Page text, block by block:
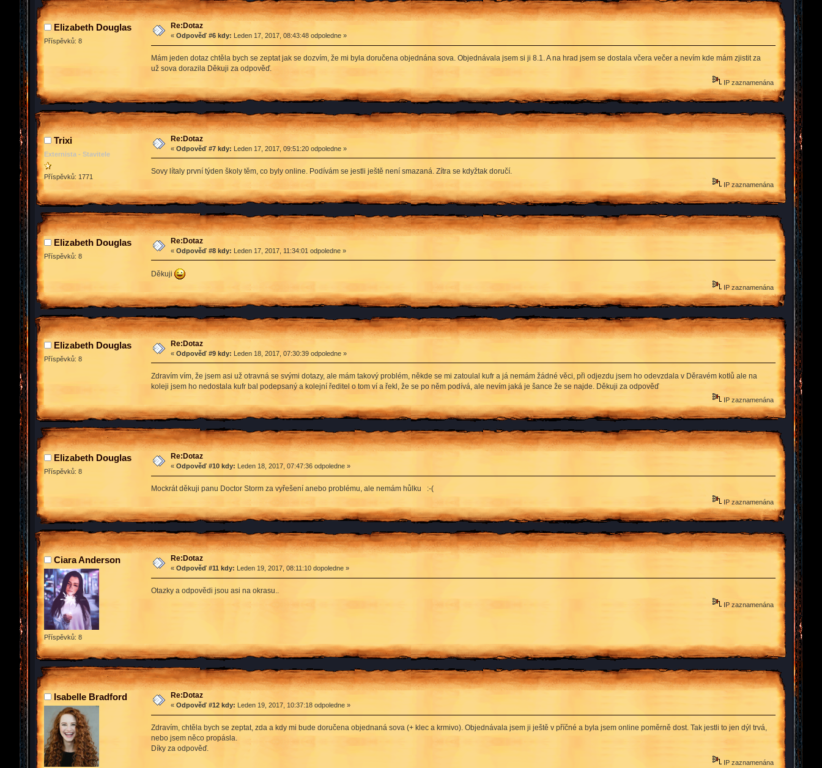
Elizabeth Douglas
Příspěvků: 8
Re:Dotaz
« Odpověď #6 kdy: Leden 17, 2017, 08:43:48 odpoledne »
Mám jeden dotaz chtěla bych se zeptat jak se dozvím, že mi byla doručena objednána sova. Objednávala jsem si ji 8.1. A na hrad jsem se dostala včera večer a nevím kde mám zjistit za
už sova dorazila Děkuji za odpověď.
IP zaznamenána
Trixi
Externista - Stavitele
Příspěvků: 1771
Re:Dotaz
« Odpověď #7 kdy: Leden 17, 2017, 09:51:20 odpoledne »
Sovy lítaly první týden školy těm, co byly online. Podívám se jestli ještě není smazaná. Zítra se kdyžtak doručí.
IP zaznamenána
Elizabeth Douglas
Příspěvků: 8
Re:Dotaz
« Odpověď #8 kdy: Leden 17, 2017, 11:34:01 odpoledne »
Děkuji
IP zaznamenána
Elizabeth Douglas
Příspěvků: 8
Re:Dotaz
« Odpověď #9 kdy: Leden 18, 2017, 07:30:39 odpoledne »
Zdravím vím, že jsem asi už otravná se svými dotazy, ale mám takový problém, někde se mi zatoulal kufr a já nemám žádné věci, při odjezdu jsem ho odevzdala v Děravém kotlů ale na
koleji jsem ho nedostala kufr bal podepsaný a kolejní ředitel o tom ví a řekl, že se po něm podívá, ale nevím jaká je šance že se najde. Děkuji za odpověď
IP zaznamenána
Elizabeth Douglas
Příspěvků: 8
Re:Dotaz
« Odpověď #10 kdy: Leden 18, 2017, 07:47:36 odpoledne »
Mockrát děkuji panu Doctor Storm za vyřešení anebo problému, ale nemám hůlku :-(
IP zaznamenána
Ciara Anderson
Příspěvků: 8
Re:Dotaz
« Odpověď #11 kdy: Leden 19, 2017, 08:11:10 dopoledne »
Otazky a odpovědi jsou asi na okrasu..
IP zaznamenána
Isabelle Bradford Re:Dotaz
« Odpověď #12 kdy: Leden 19, 2017, 10:37:18 odpoledne »
Zdravím, chtěla bych se zeptat, zda a kdy mi bude doručena objednaná sova (+ klec a krmivo). Objednávala jsem ji ještě v příčné a byla jsem online poměrně dost. Tak jestli to jen dýl trvá,
nebo jsem něco propásla.
Díky za odpověď.
IP zaznamenána